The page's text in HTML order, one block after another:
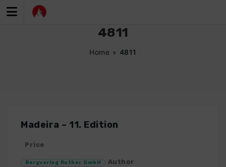
Inhalt
4811
Home » 4811
Madeira – 11. Edition
Price
Bergverlag Rother GmbH Author